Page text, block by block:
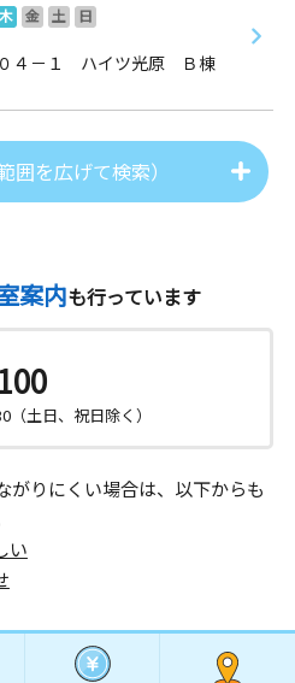
木 金 土
日
０４－１ ハイツ光原 Ｂ棟
囲を広げて検索）
案内も行っています
（土日、祝日除く）
がりにくい場合は、以下からも
い